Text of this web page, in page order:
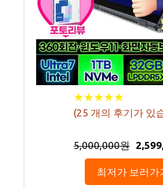
★★★★★
★★★★★
(25 개의 후기가 있
5,000,000원
최저가 보러가